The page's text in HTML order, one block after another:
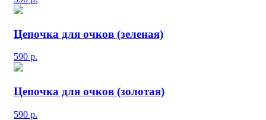
Цепочка для очков (зеленая)
590 р.
Цепочка для очков (золотая)
590 р.